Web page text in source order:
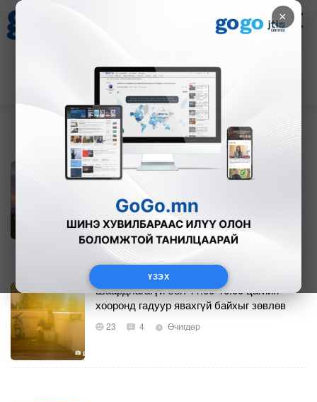
×
ҮЗЭХ
Зурхай
8.08
Амралтын өдрүүдийн цаг агаарын ТӨЛӨВ
Шаардлагагүй бол 11:00-16:00 цагийн
хооронд гадуур явахгүй байхыг зөвлөв
23 4 Өчигдөр